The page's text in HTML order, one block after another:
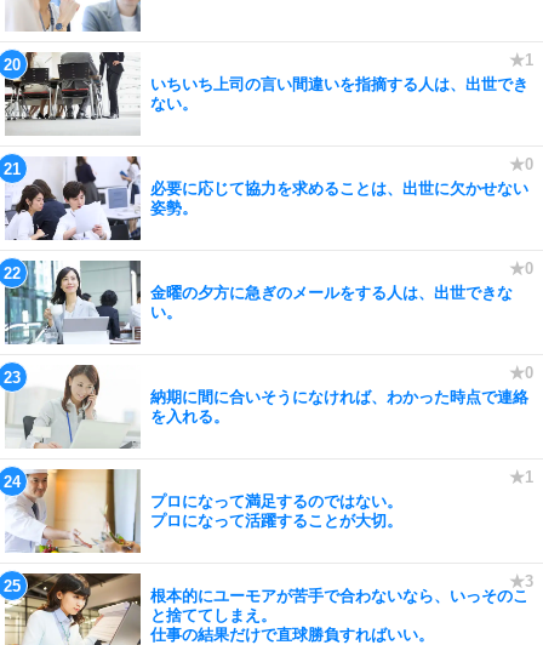
いちいち上司の言い間違いを指摘する人は、出世でき
ない。
必要に応じて協力を求めることは、出世に欠かせない
姿勢。
金曜の夕方に急ぎのメールをする人は、出世できな
い。
納期に間に合いそうになければ、わかった時点で連絡
を入れる。
プロになって満足するのではない。
プロになって活躍することが大切。
根本的にユーモアが苦手で合わないなら、いっそのこ
と捨ててしまえ。
仕事の結果だけで直球勝負すればいい。